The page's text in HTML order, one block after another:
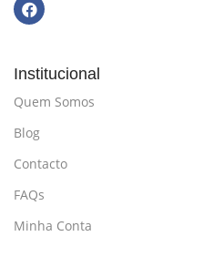
Institucional
Quem Somos
Blog
Contacto
FAQs
Minha Conta